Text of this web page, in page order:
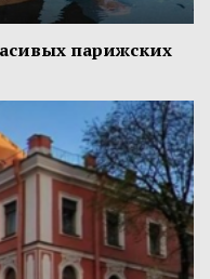
парижских